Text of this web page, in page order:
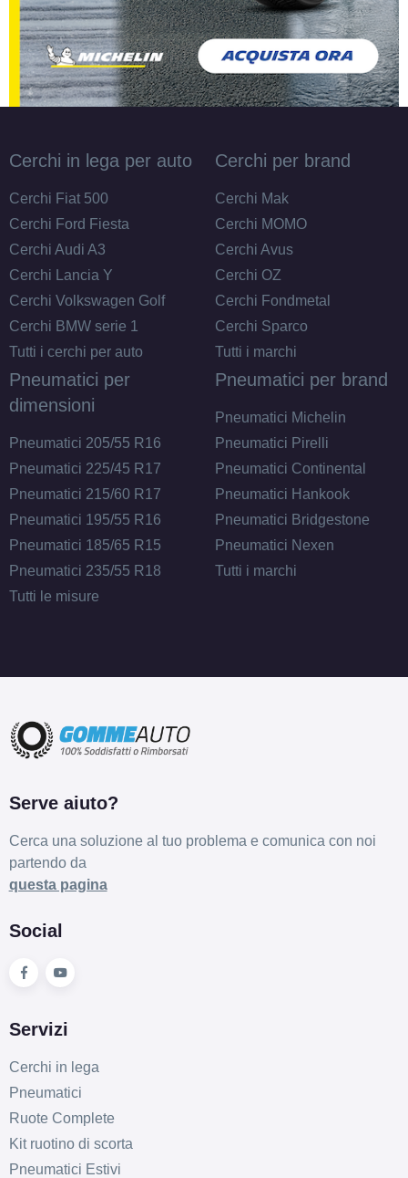
Cerchi in lega per auto
Cerchi Fiat 500
Cerchi Ford Fiesta
Cerchi Audi A3
Cerchi Lancia Y
Cerchi Volkswagen Golf
Cerchi BMW serie 1
Tutti i cerchi per auto
Cerchi per brand
Cerchi Mak
Cerchi MOMO
Cerchi Avus
Cerchi OZ
Cerchi Fondmetal
Cerchi Sparco
Tutti i marchi
Pneumatici per
dimensioni
Pneumatici 205/55 R16
Pneumatici 225/45 R17
Pneumatici 215/60 R17
Pneumatici 195/55 R16
Pneumatici 185/65 R15
Pneumatici 235/55 R18
Tutti le misure
Pneumatici per brand
Pneumatici Michelin
Pneumatici Pirelli
Pneumatici Continental
Pneumatici Hankook
Pneumatici Bridgestone
Pneumatici Nexen
Tutti i marchi
Serve aiuto?
Cerca una soluzione al tuo problema e comunica con noi
partendo da
questa pagina
Social
Servizi
Cerchi in lega
Pneumatici
Ruote Complete
Kit ruotino di scorta
Pneumatici Estivi